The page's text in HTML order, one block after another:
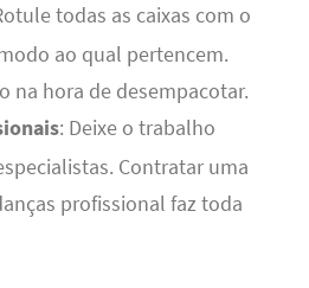
todas as caixas com o
ao qual pertencem.
na hora de desempacotar.
: Deixe o trabalho
Contratar uma
profissional faz toda